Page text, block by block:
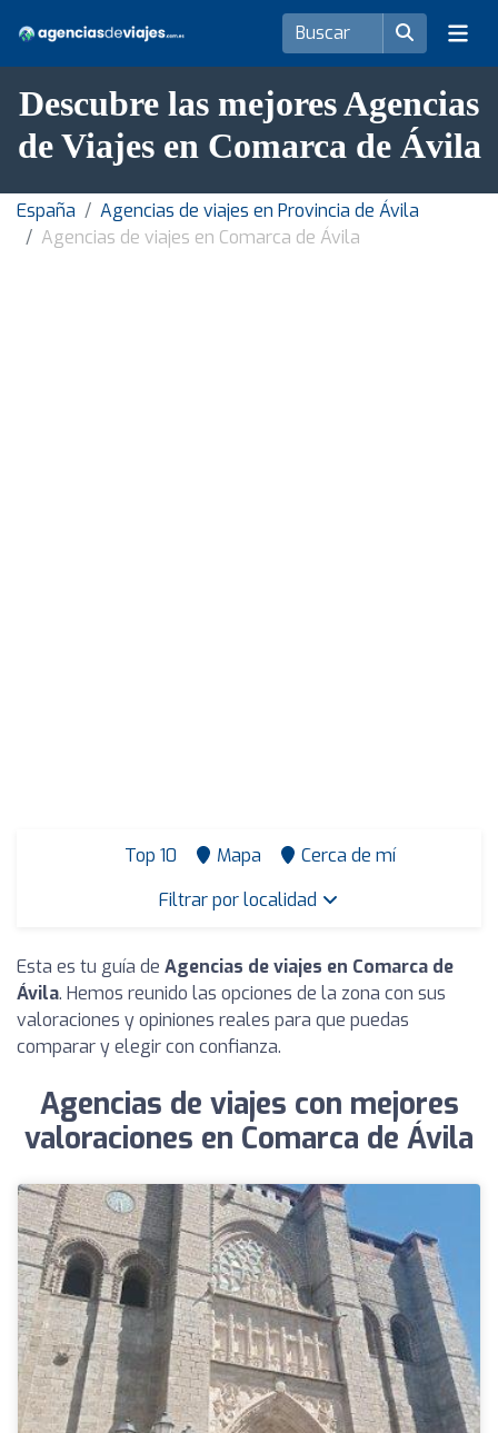
Descubre las mejores Agencias
de Viajes en Comarca de Ávila
España
Agencias de viajes en Provincia de Ávila
Agencias de viajes en Comarca de Ávila
Top 10 Mapa
Cerca de mí
Filtrar por localidad
Esta es tu guía de Agencias de viajes en Comarca de
Ávila. Hemos reunido las opciones de la zona con sus
valoraciones y opiniones reales para que puedas
comparar y elegir con confianza.
Agencias de viajes con mejores
valoraciones en Comarca de Ávila